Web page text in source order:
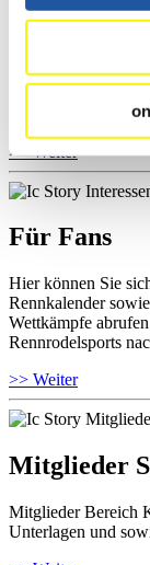
Für
Hier können Sie
Wettkämpfen,
Ihre
>> Weiter
Für Fans
Hier können Sie
Rennkalender
Wettkämpfe
Rennrodelsports
>> Weiter
Mitglieder
Mitglieder Bereich
Unterlagen und